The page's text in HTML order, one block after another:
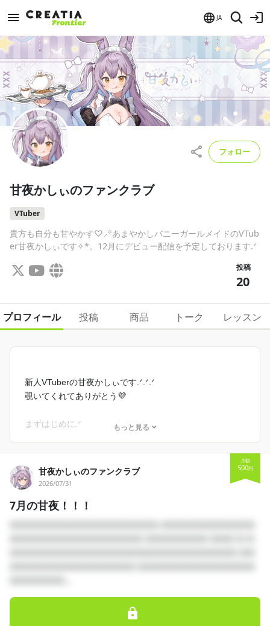
JA
甘夜かしぃのファンクラブ
VTuber
貴方も自分も甘やかす♡⸝꙳あまやかしバニーガールメイドのVTub
er甘夜かしぃです✧︎*。12月にデビュー配信を予定しております.ᐟ
投稿
20
フォロー
プロフィール 投稿 商品 トーク レッスン
新人VTuberの甘夜かしぃです.ᐟ‪.ᐟ‪.ᐟ‪
覗いてくれてありがとう💜
まずはじめに.ᐟ‪
無理して加入する必要はありません.ᐟ‪
甘夜のことが好きな人は、
加入してくれたあるじくんへ.ᐟ‪
甘夜があるじくんたちと一緒にやりたいことを詰め込んだ
もっと見る
甘夜かしぃのファンクラブ
2026/07/31
月額
500円
7月の甘夜！！！